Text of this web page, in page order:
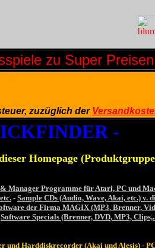
zu Super
zuzüglich der
-
Homepage
Manager Programme für Atari, PC und
- Sample CDs (Audio, Wave, Akai, etc.) v.
der Firma MAGIX (MP3, Brenner,
Software Specials (Brenner, DVD, MP3,
und Harddiskrecorder (Akai und Alesis) -